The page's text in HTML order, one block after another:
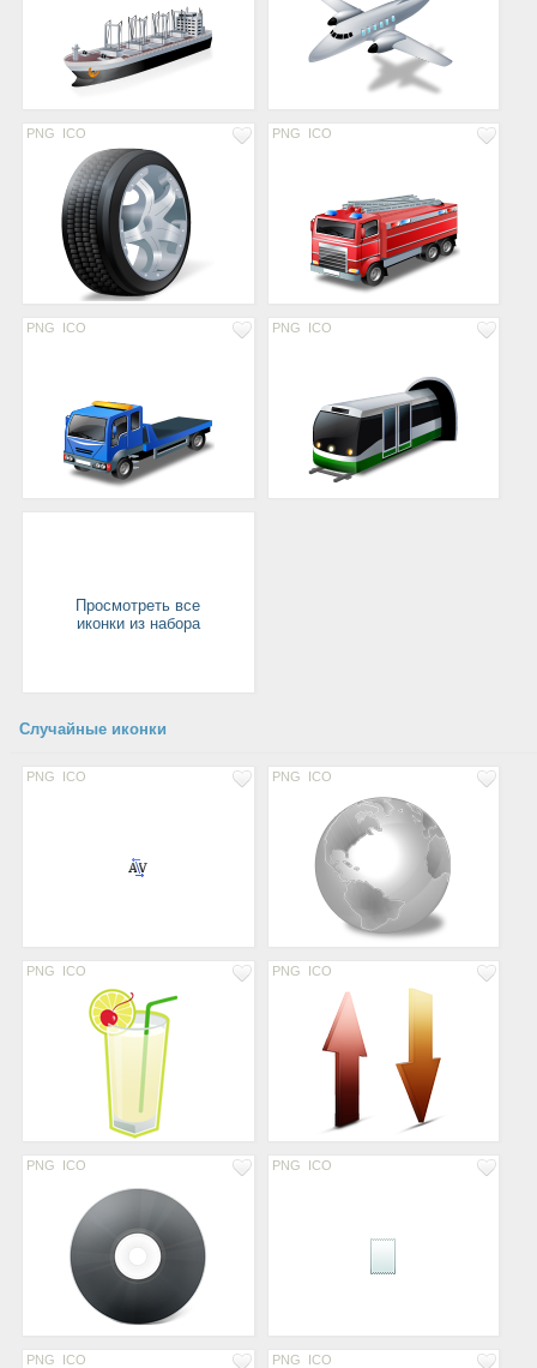
PNG ICO PNG ICO
PNG ICO PNG ICO
Просмотреть все
иконки из набора
Случайные иконки
PNG ICO PNG ICO
PNG ICO PNG ICO
PNG ICO PNG ICO
PNG ICO PNG ICO